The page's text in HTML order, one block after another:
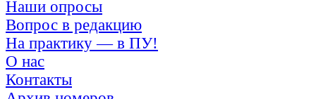
Наши опросы
Вопрос в редакцию
На практику — в ПУ!
О нас
Контакты